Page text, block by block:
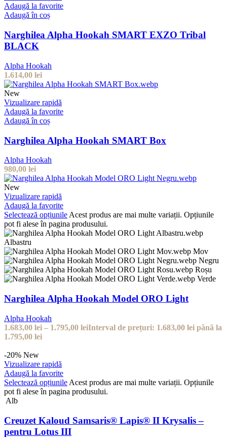
Adaugă la favorite
Adaugă în coș
Narghilea Alpha Hookah SMART EXZO Tribal
BLACK
Alpha Hookah
1.614,00 lei
New
Vizualizare rapidă
Adaugă la favorite
Adaugă în coș
Narghilea Alpha Hookah SMART Box
Alpha Hookah
980,00 lei
New
Vizualizare rapidă
Adaugă la favorite
Selectează opțiunile Acest produs are mai multe variații. Opțiunile
pot fi alese în pagina produsului.
Albastru
Mov
Negru
Roșu
Verde
Narghilea Alpha Hookah Model ORO Light
Alpha Hookah
1.683,00 lei – 1.795,00 leiInterval de prețuri: 1.683,00 lei până la
1.795,00 lei
-20% New
Vizualizare rapidă
Adaugă la favorite
Selectează opțiunile Acest produs are mai multe variații. Opțiunile
pot fi alese în pagina produsului.
Alb
Creuzet Kaloud Samsaris® Lapis® II Krysalis –
pentru Lotus III